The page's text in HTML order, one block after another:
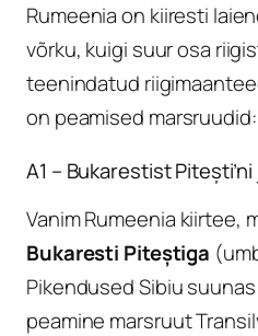
Rumeenia on kiiresti
võrku, kuigi suur osa
teenindatud
on peamised marsruudid:
A1 – Bukarestist
Vanim Rumeenia kiirtee,
Bukaresti Piteștiga
Pikendused Sibiu
peamine marsruut